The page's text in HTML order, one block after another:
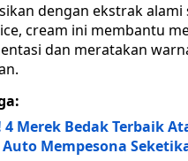
dengan ekstrak alami
cream ini membantu
dan meratakan
4 Merek Bedak Terbaik
Mempesona